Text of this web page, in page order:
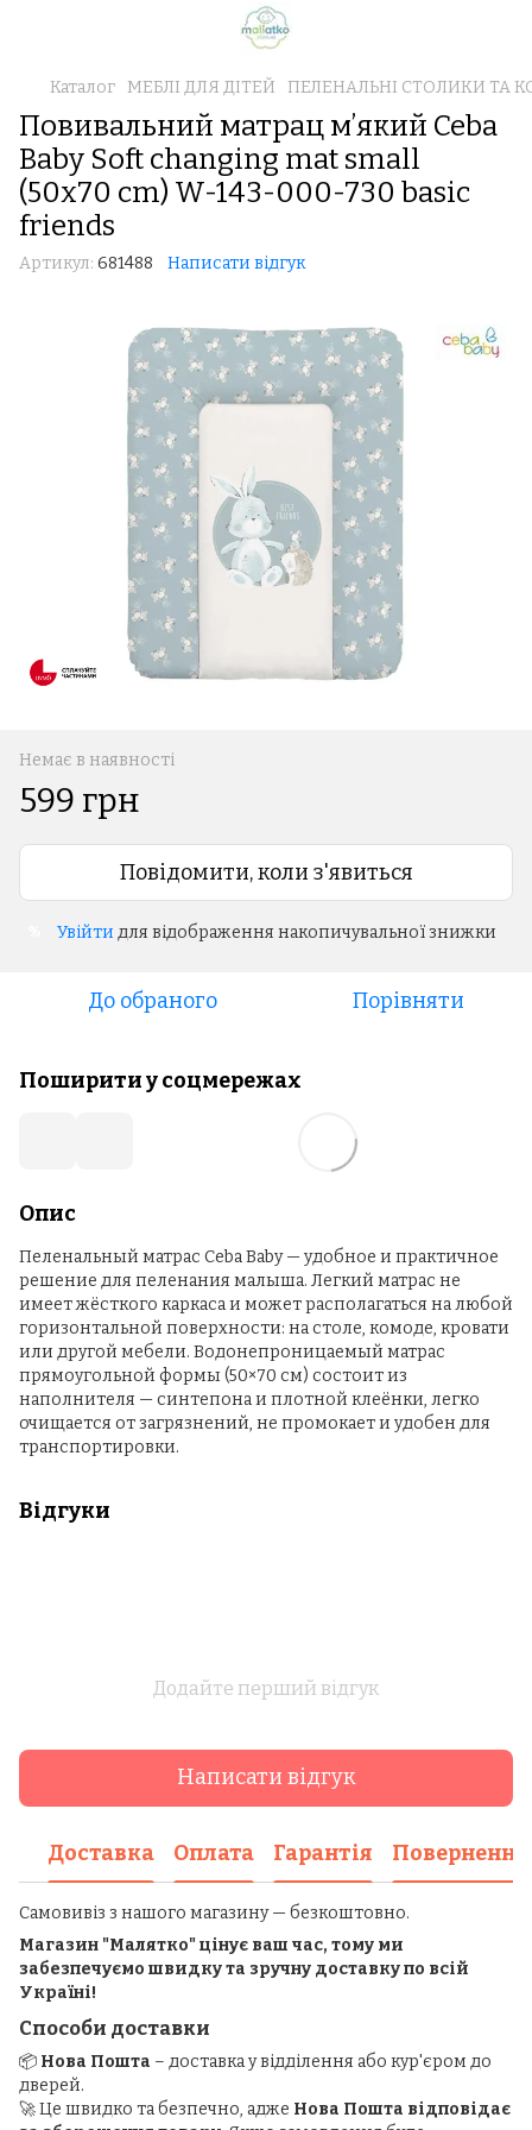
Каталог МЕБЛІ ДЛЯ ДІТЕЙ ПЕЛЕНАЛЬНІ СТОЛИКИ ТА
Повивальний матрац мʼякий Ceba
Baby Soft changing mat small
(50x70 cm) W-143-000-730 basic
friends
Артикул: 681488 Написати відгук
Немає в наявності
599 грн
Повідомити, коли з'явиться
Увійти для відображення накопичувальної знижки
До обраного Порівняти
Поширити у соцмережах
Опис
Пеленальный матрас Ceba Baby — удобное и практичное
решение для пеленания малыша. Легкий матрас не
имеет жёсткого каркаса и может располагаться на любой
горизонтальной поверхности: на столе, комоде, кровати
или другой мебели. Водонепроницаемый матрас
прямоугольной формы (50×70 см) состоит из
наполнителя — синтепона и плотной клеёнки, легко
очищается от загрязнений, не промокает и удобен для
транспортировки.
Відгуки
Додайте перший відгук
Написати відгук
Доставка Оплата Гарантія Повернення
Самовивіз з нашого магазину — безкоштовно.
Магазин "Малятко" цінує ваш час, тому ми
забезпечуємо швидку та зручну доставку по всій
Україні!
Способи доставки
📦 Нова Пошта – доставка у відділення або кур'єром до
дверей.
🚀 Це швидко та безпечно, адже Нова Пошта відповідає